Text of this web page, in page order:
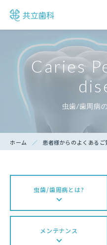
トップ
ドクター紹介
診療項目一覧
インプラント治療
Caries
虫歯/歯周病
ホーム 患者様からのよくあるご
虫歯/歯周病とは?
メンテナンス